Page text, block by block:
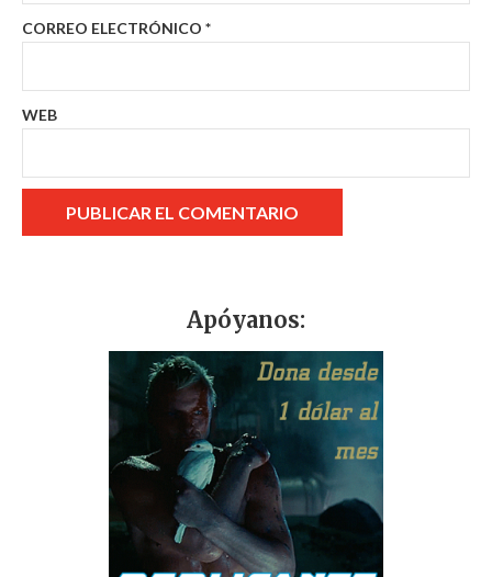
CORREO ELECTRÓNICO *
WEB
Apóyanos: